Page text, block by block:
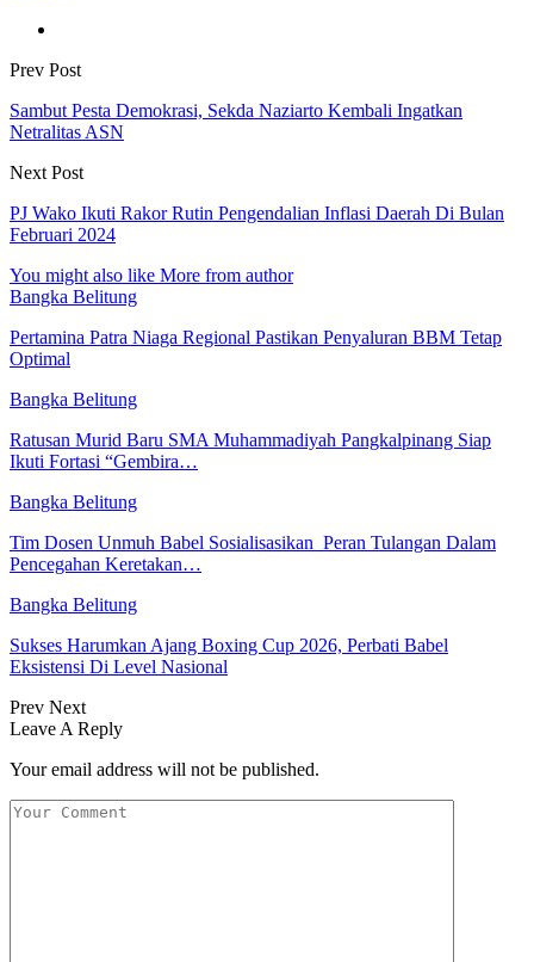
Prev Post
Sambut Pesta Demokrasi, Sekda Naziarto Kembali Ingatkan
Netralitas ASN
Next Post
PJ Wako Ikuti Rakor Rutin Pengendalian Inflasi Daerah Di Bulan
Februari 2024
You might also like More from author
Bangka Belitung
Pertamina Patra Niaga Regional Pastikan Penyaluran BBM Tetap
Optimal
Bangka Belitung
Ratusan Murid Baru SMA Muhammadiyah Pangkalpinang Siap
Ikuti Fortasi “Gembira…
Bangka Belitung
Tim Dosen Unmuh Babel Sosialisasikan Peran Tulangan Dalam
Pencegahan Keretakan…
Bangka Belitung
Sukses Harumkan Ajang Boxing Cup 2026, Perbati Babel
Eksistensi Di Level Nasional
Prev Next
Leave A Reply
Your email address will not be published.